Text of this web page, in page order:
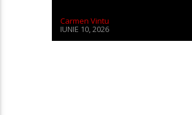
Carmen Vintu
IUNIE 10, 2026